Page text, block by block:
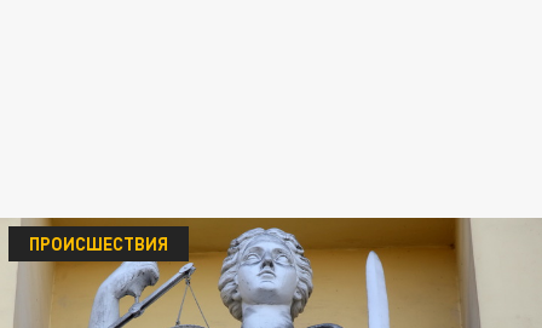
ПРОИСШЕСТВИЯ